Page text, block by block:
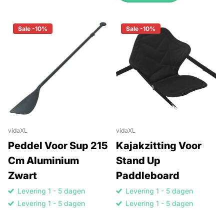
Sale -10%
vidaXL
Peddel Voor Sup 215
Cm Aluminium
Zwart
Levering 1 - 5 dagen
Levering 1 - 5 dagen
Sale -10%
vidaXL
Kajakzitting Voor
Stand Up
Paddleboard
Levering 1 - 5 dagen
Levering 1 - 5 dagen